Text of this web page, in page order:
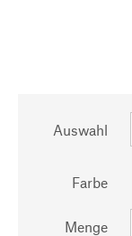
Auswahl
Farbe
Menge